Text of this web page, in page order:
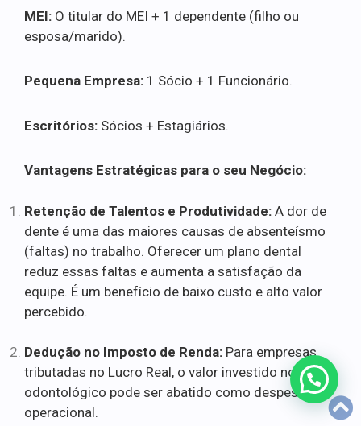
MEI: O titular do MEI + 1 dependente (filho ou
esposa/marido).
Pequena Empresa: 1 Sócio + 1 Funcionário.
Escritórios: Sócios + Estagiários.
Vantagens Estratégicas para o seu Negócio:
Retenção de Talentos e Produtividade: A dor de
dente é uma das maiores causas de absenteísmo
(faltas) no trabalho. Oferecer um plano dental
reduz essas faltas e aumenta a satisfação da
equipe. É um benefício de baixo custo e alto valor
percebido.
Dedução no Imposto de Renda: Para empresas
tributadas no Lucro Real, o valor investido no plano
odontológico pode ser abatido como despesa
operacional.